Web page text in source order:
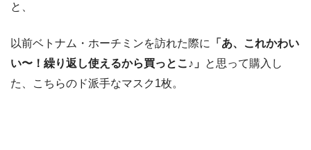
と、
以前ベトナム・ホーチミンを訪れた際に
「あ、これかわい
い〜！繰り返し使えるから買っとこ♪」 と思って購入し
た、こちらのド派手なマスク1枚。